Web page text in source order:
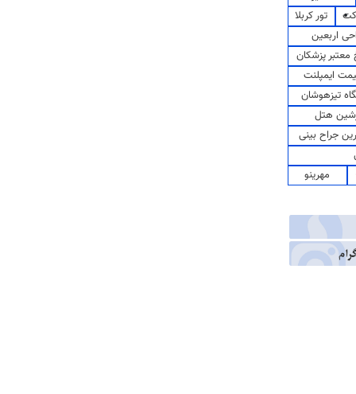
تور کربلا
اربعین
پزشکان
ایمپلنت
تیزهوشان
هتل
جراح بینی
مهرینو